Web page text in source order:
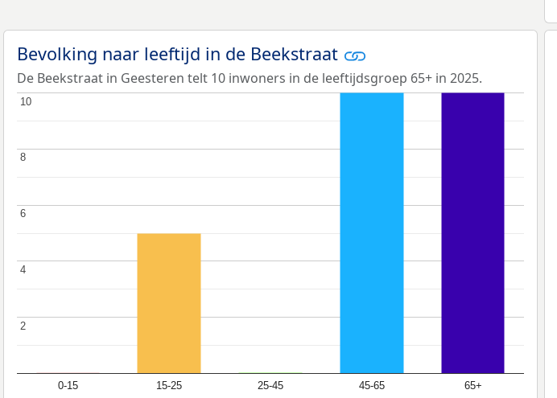
Bevolking naar leeftijd in de Beekstraat
De Beekstraat in Geesteren telt 10 inwoners in de leeftijdsgroep 65+ in 2025.
0-15 15-25 25-45 45-65 65+
2
2
4
4
6
6
8
8
10
10